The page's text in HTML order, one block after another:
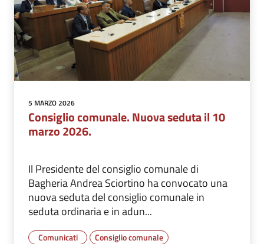
5 MARZO 2026
Consiglio comunale. Nuova seduta il 10
marzo 2026.
Il Presidente del consiglio comunale di
Bagheria Andrea Sciortino ha convocato una
nuova seduta del consiglio comunale in
seduta ordinaria e in adun...
Comunicati Consiglio comunale